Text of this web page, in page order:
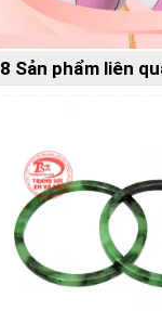
8 Sản phẩm liên